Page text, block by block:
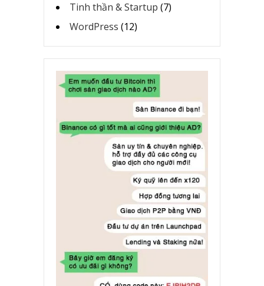
Tinh thần & Startup (7)
WordPress (12)